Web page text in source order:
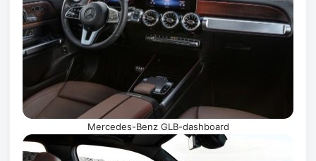
Mercedes-Benz GLB-dashboard